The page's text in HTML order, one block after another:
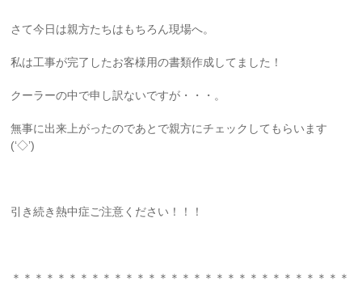
さて今日は親方たちはもちろん現場へ。
私は工事が完了したお客様用の書類作成してました！
クーラーの中で申し訳ないですが・・・。
無事に出来上がったのであとで親方にチェックしてもらいます
(‘◇’)ゞ
引き続き熱中症ご注意ください！！！
＊＊＊＊＊＊＊＊＊＊＊＊＊＊＊＊＊＊＊＊＊＊＊＊＊＊＊＊＊＊